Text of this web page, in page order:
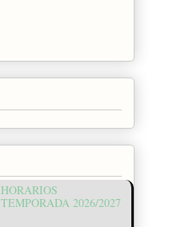
HORARIOS
TEMPORADA 2026/2027